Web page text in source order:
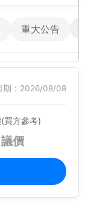
重大公告
期：2026/08/08
買方參考)
議價